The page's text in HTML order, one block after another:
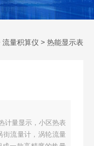
流量积算仪 > 热能显示表
计量显示，小区热表
街流量计，涡轮流量